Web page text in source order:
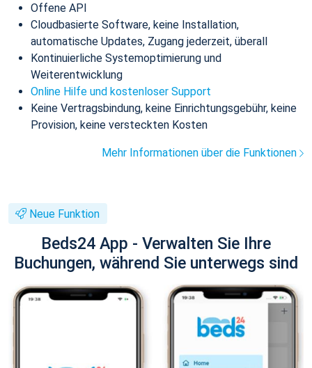
Offene API
Cloudbasierte Software, keine Installation,
automatische Updates, Zugang jederzeit, überall
Kontinuierliche Systemoptimierung und
Weiterentwicklung
Online Hilfe und kostenloser Support
Keine Vertragsbindung, keine Einrichtungsgebühr, keine
Provision, keine versteckten Kosten
Mehr Informationen über die Funktionen
Neue Funktion
Beds24 App - Verwalten Sie Ihre
Buchungen, während Sie unterwegs sind